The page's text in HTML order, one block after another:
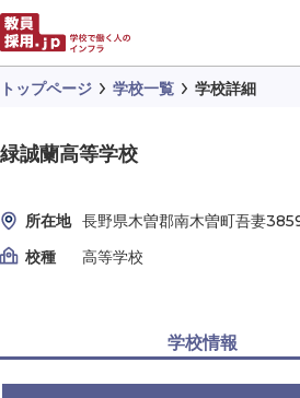
トップページ 学校一覧 学校詳細
緑誠蘭高等学校
所在地 長野県木曽郡南木曽町吾妻
校種
高等学校
学校情報